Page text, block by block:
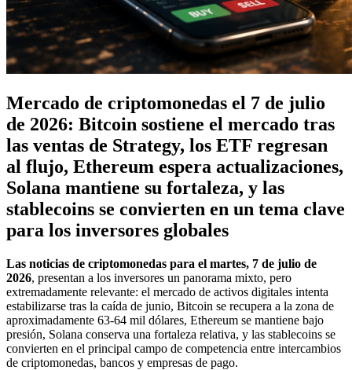
Mercado de criptomonedas el 7 de julio
de 2026: Bitcoin sostiene el mercado tras
las ventas de Strategy, los ETF regresan
al flujo, Ethereum espera actualizaciones,
Solana mantiene su fortaleza, y las
stablecoins se convierten en un tema clave
para los inversores globales
Las noticias de criptomonedas para el martes, 7 de julio de
2026, presentan a los inversores un panorama mixto, pero
extremadamente relevante: el mercado de activos digitales intenta
estabilizarse tras la caída de junio, Bitcoin se recupera a la zona de
aproximadamente 63-64 mil dólares, Ethereum se mantiene bajo
presión, Solana conserva una fortaleza relativa, y las stablecoins se
convierten en el principal campo de competencia entre intercambios
de criptomonedas, bancos y empresas de pago.